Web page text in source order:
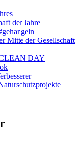
der Jahre
Mitte der Gesellschaft
DAY